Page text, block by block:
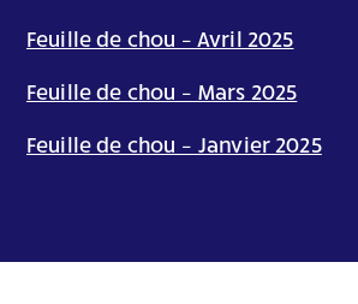
Feuille de chou – Avril 2025
Feuille de chou – Mars 2025
Feuille de chou – Janvier 2025